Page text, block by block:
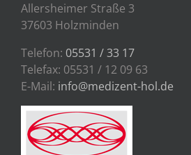
Allersheimer Straße 3
37603 Holzminden
Telefon: 05531 / 33 17
Telefax: 05531 / 12 09 63
E-Mail: info@medizent-hol.de